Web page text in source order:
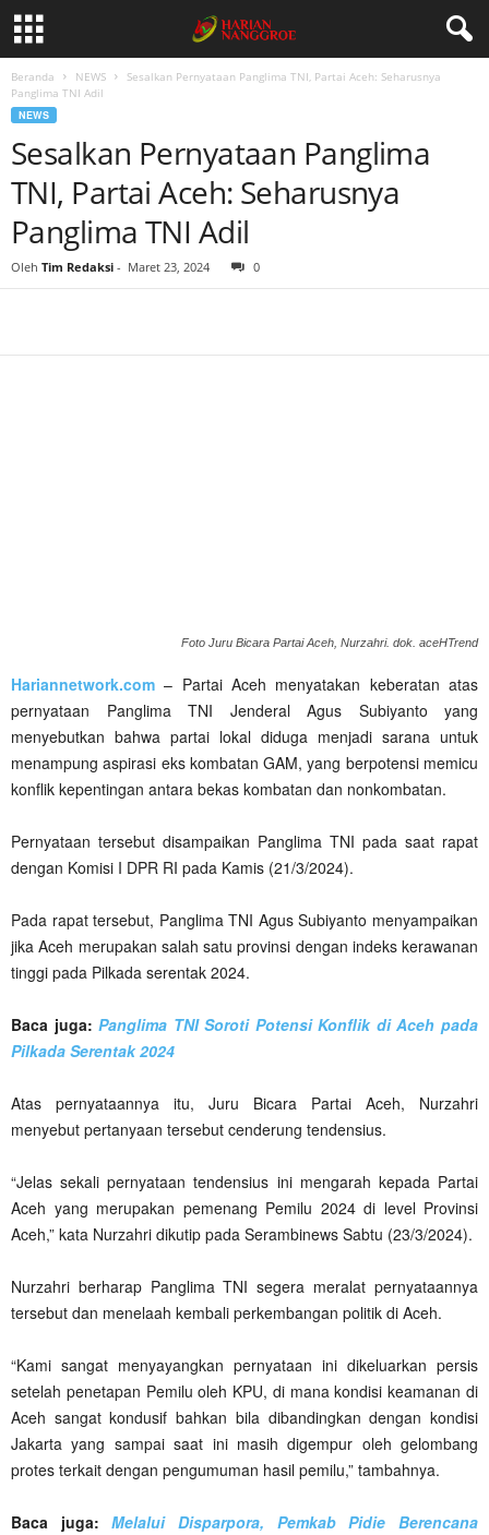
Beranda NEWS
Sesalkan Pernyataan Panglima TNI, Partai Aceh: Seharusnya
Panglima TNI Adil
NEWS
Sesalkan Pernyataan Panglima
TNI, Partai Aceh: Seharusnya
Panglima TNI Adil
Oleh Tim Redaksi - Maret 23, 2024 0
Foto Juru Bicara Partai Aceh, Nurzahri. dok. aceHTrend
Hariannetwork.com – Partai Aceh menyatakan keberatan atas
pernyataan Panglima TNI Jenderal Agus Subiyanto yang
menyebutkan bahwa partai lokal diduga menjadi sarana untuk
menampung aspirasi eks kombatan GAM, yang berpotensi memicu
konflik kepentingan antara bekas kombatan dan nonkombatan.
Pernyataan tersebut disampaikan Panglima TNI pada saat rapat
dengan Komisi I DPR RI pada Kamis (21/3/2024).
Pada rapat tersebut, Panglima TNI Agus Subiyanto menyampaikan
jika Aceh merupakan salah satu provinsi dengan indeks kerawanan
tinggi pada Pilkada serentak 2024.
Baca juga:Panglima TNI Soroti Potensi Konflik di Aceh pada
Pilkada Serentak 2024
Atas pernyataannya itu, Juru Bicara Partai Aceh, Nurzahri
menyebut pertanyaan tersebut cenderung tendensius.
“Jelas sekali pernyataan tendensius ini mengarah kepada Partai
Aceh yang merupakan pemenang Pemilu 2024 di level Provinsi
Aceh,” kata Nurzahri dikutip pada Serambinews Sabtu (23/3/2024).
Nurzahri berharap Panglima TNI segera meralat pernyataannya
tersebut dan menelaah kembali perkembangan politik di Aceh.
“Kami sangat menyayangkan pernyataan ini dikeluarkan persis
setelah penetapan Pemilu oleh KPU, di mana kondisi keamanan di
Aceh sangat kondusif bahkan bila dibandingkan dengan kondisi
Jakarta yang sampai saat ini masih digempur oleh gelombang
protes terkait dengan pengumuman hasil pemilu,” tambahnya.
Baca juga:Melalui Disparpora, Pemkab Pidie Berencana